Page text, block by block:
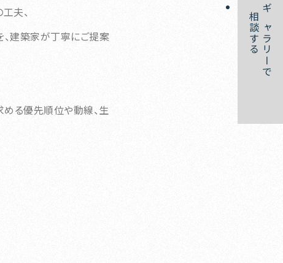
夫、
、建築家が丁寧にご提案
める優先順位や動線、生
ギャラリーで
相談する